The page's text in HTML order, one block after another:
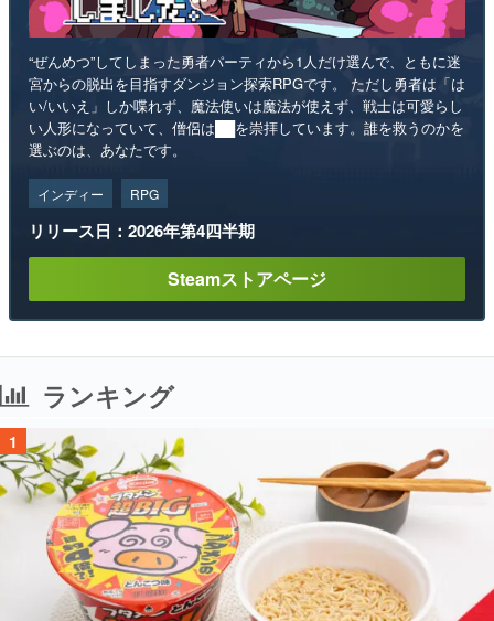
“ぜんめつ”してしまった勇者パーティから1人だけ選んで、ともに迷
宮からの脱出を目指すダンジョン探索RPGです。 ただし勇者は「は
い/いいえ」しか喋れず、魔法使いは魔法が使えず、戦士は可愛らし
い人形になっていて、僧侶は██を崇拝しています。誰を救うのかを
選ぶのは、あなたです。
インディー RPG
リリース日：2026年第4四半期
Steamストアページ
ランキング
1